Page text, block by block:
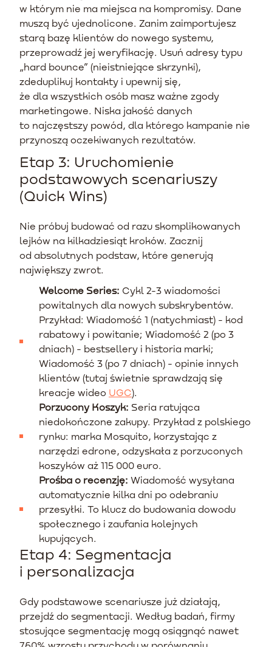
w którym nie ma miejsca na kompromisy. Dane
muszą być ujednolicone. Zanim zaimportujesz
starą bazę klientów do nowego systemu,
przeprowadź jej weryfikację. Usuń adresy typu
„hard bounce” (nieistniejące skrzynki),
zdeduplikuj kontakty i upewnij się,
że dla wszystkich osób masz ważne zgody
marketingowe. Niska jakość danych
to najczęstszy powód, dla którego kampanie nie
przynoszą oczekiwanych rezultatów.
Etap 3: Uruchomienie
podstawowych scenariuszy
(Quick Wins)
Nie próbuj budować od razu skomplikowanych
lejków na kilkadziesiąt kroków. Zacznij
od absolutnych podstaw, które generują
największy zwrot.
Welcome Series: Cykl 2-3 wiadomości
powitalnych dla nowych subskrybentów.
Przykład: Wiadomość 1 (natychmiast) - kod
rabatowy i powitanie; Wiadomość 2 (po 3
dniach) - bestsellery i historia marki;
Wiadomość 3 (po 7 dniach) - opinie innych
klientów (tutaj świetnie sprawdzają się
kreacje wideo UGC).
Porzucony Koszyk: Seria ratująca
niedokończone zakupy. Przykład z polskiego
rynku: marka Mosquito, korzystając z
narzędzi edrone, odzyskała z porzuconych
koszyków aż 115 000 euro.
Prośba o recenzję: Wiadomość wysyłana
automatycznie kilka dni po odebraniu
przesyłki. To klucz do budowania dowodu
społecznego i zaufania kolejnych
kupujących.
Etap 4: Segmentacja
i personalizacja
Gdy podstawowe scenariusze już działają,
przejdź do segmentacji. Według badań, firmy
stosujące segmentację mogą osiągnąć nawet